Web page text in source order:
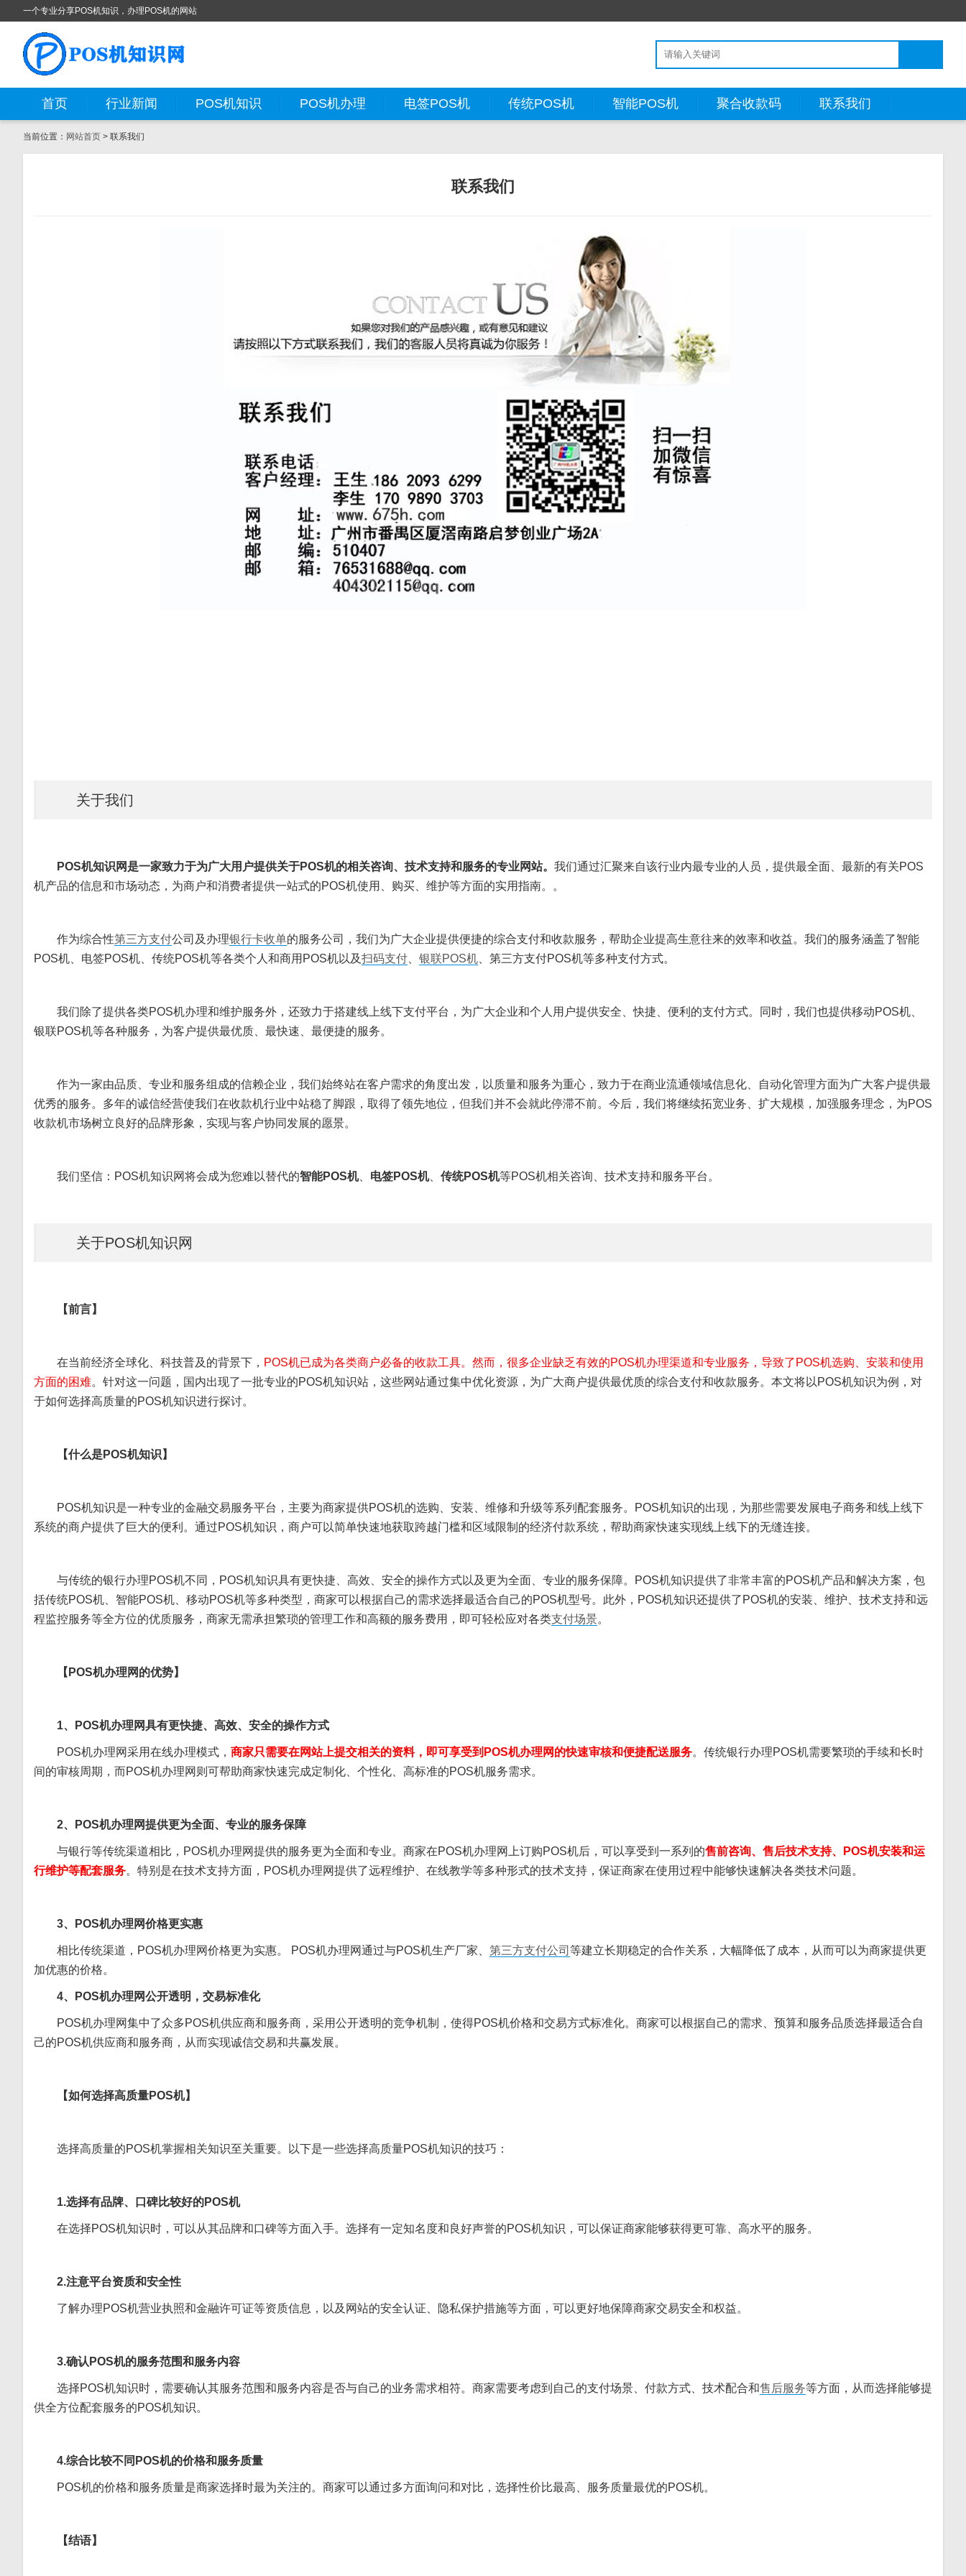
一个专业分享POS机知识，办理POS机的网站
首页 行业新闻 POS机知识 POS机办理 电签POS机 传统POS机 智能POS机 聚合收款码 联系我们
当前位置： 网站首页 > 联系我们
联系我们
关于我们
POS机知识网是一家致力于为广大用户提供关于POS机的相关咨询、技术支持和服务的专业网站。 我们通过汇聚来自该行业内最专业的人员，提供最全面、最新的有关POS
机产品的信息和市场动态，为商户和消费者提供一站式的POS机使用、购买、维护等方面的实用指南。。
作为综合性第三方支付公司及办理银行卡收单的服务公司，我们为广大企业提供便捷的综合支付和收款服务，帮助企业提高生意往来的效率和收益。我们的服务涵盖了智能
POS机、电签POS机、传统POS机等各类个人和商用POS机以及扫码支付 银联POS机 、第三方支付POS机等多种支付方式。
我们除了提供各类POS机办理和维护服务外，还致力于搭建线上线下支付平台，为广大企业和个人用户提供安全、快捷、便利的支付方式。同时，我们也提供移动POS机、
银联POS机等各种服务，为客户提供最优质、最快速、最便捷的服务。
作为一家由品质、专业和服务组成的信赖企业，我们始终站在客户需求的角度出发，以质量和服务为重心，致力于在商业流通领域信息化、自动化管理方面为广大客户提供最
优秀的服务。多年的诚信经营使我们在收款机行业中站稳了脚跟，取得了领先地位，但我们并不会就此停滞不前。今后，我们将继续拓宽业务、扩大规模，加强服务理念，为POS
收款机市场树立良好的品牌形象，实现与客户协同发展的愿景。
我们坚信：POS机知识网将会成为您难以替代的智能POS机、 电签POS机、 传统POS机等POS机相关咨询、技术支持和服务平台。
关于POS机知识网
【前言】
在当前经济全球化、科技普及的背景下， POS机已成为各类商户必备的收款工具。然而，很多企业缺乏有效的POS机办理渠道和专业服务，导致了POS机选购、安装和使用
方面的困难。针对这一问题，国内出现了一批专业的POS机知识站，这些网站通过集中优化资源，为广大商户提供最优质的综合支付和收款服务。本文将以POS机知识为例，对
于如何选择高质量的POS机知识进行探讨。
【什么是POS机知识】
POS机知识是一种专业的金融交易服务平台，主要为商家提供POS机的选购、安装、维修和升级等系列配套服务。POS机知识的出现，为那些需要发展电子商务和线上线下
系统的商户提供了巨大的便利。通过POS机知识，商户可以简单快速地获取跨越门槛和区域限制的经济付款系统，帮助商家快速实现线上线下的无缝连接。
与传统的银行办理POS机不同，POS机知识具有更快捷、高效、安全的操作方式以及更为全面、专业的服务保障。POS机知识提供了非常丰富的POS机产品和解决方案，包
括传统POS机、智能POS机、移动POS机等多种类型，商家可以根据自己的需求选择最适合自己的POS机型号。此外，POS机知识还提供了POS机的安装、维护、技术支持和远
程监控服务等全方位的优质服务，商家无需承担繁琐的管理工作和高额的服务费用，即可轻松应对各类支付场景。
【POS机办理网的优势】
1、POS机办理网具有更快捷、高效、安全的操作方式
POS机办理网采用在线办理模式， 商家只需要在网站上提交相关的资料，即可享受到POS机办理网的快速审核和便捷配送服务。传统银行办理POS机需要繁琐的手续和长时
间的审核周期，而POS机办理网则可帮助商家快速完成定制化、个性化、高标准的POS机服务需求。
2、POS机办理网提供更为全面、专业的服务保障
与银行等传统渠道相比，POS机办理网提供的服务更为全面和专业。商家在POS机办理网上订购POS机后，可以享受到一系列的售前咨询、售后技术支持、POS机安装和运
行维护等配套服务。特别是在技术支持方面，POS机办理网提供了远程维护、在线教学等多种形式的技术支持，保证商家在使用过程中能够快速解决各类技术问题。
3、POS机办理网价格更实惠
相比传统渠道，POS机办理网价格更为实惠。 POS机办理网通过与POS机生产厂家、 第三方支付公司 等建立长期稳定的合作关系，大幅降低了成本，从而可以为商家提供更
加优惠的价格。
4、POS机办理网公开透明，交易标准化
POS机办理网集中了众多POS机供应商和服务商，采用公开透明的竞争机制，使得POS机价格和交易方式标准化。商家可以根据自己的需求、预算和服务品质选择最适合自
己的POS机供应商和服务商，从而实现诚信交易和共赢发展。
【如何选择高质量POS机】
选择高质量的POS机掌握相关知识至关重要。以下是一些选择高质量POS机知识的技巧：
1.选择有品牌、口碑比较好的POS机
在选择POS机知识时，可以从其品牌和口碑等方面入手。选择有一定知名度和良好声誉的POS机知识，可以保证商家能够获得更可靠、高水平的服务。
2.注意平台资质和安全性
了解办理POS机营业执照和金融许可证等资质信息，以及网站的安全认证、隐私保护措施等方面，可以更好地保障商家交易安全和权益。
3.确认POS机的服务范围和服务内容
选择POS机知识时，需要确认其服务范围和服务内容是否与自己的业务需求相符。商家需要考虑到自己的支付场景、付款方式、技术配合和售后服务等方面，从而选择能够提
供全方位配套服务的POS机知识。
4.综合比较不同POS机的价格和服务质量
POS机的价格和服务质量是商家选择时最为关注的。商家可以通过多方面询问和对比，选择性价比最高、服务质量最优的POS机。
【结语】